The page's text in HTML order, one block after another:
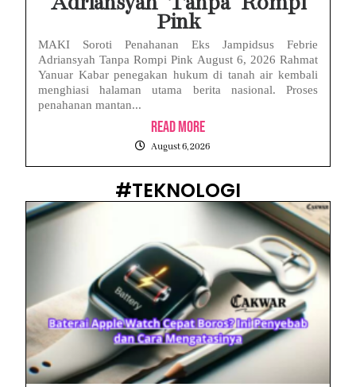
Pink
MAKI Soroti Penahanan Eks Jampidsus Febrie
Adriansyah Tanpa Rompi Pink August 6, 2026 Rahmat
Yanuar Kabar penegakan hukum di tanah air kembali
menghiasi halaman utama berita nasional. Proses
penahanan mantan...
Read More
August 6, 2026
#TEKNOLOGI